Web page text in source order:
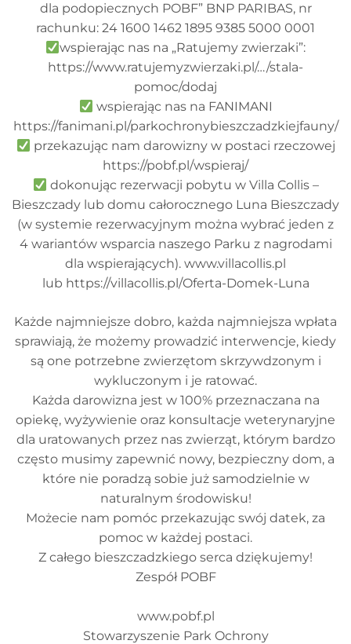
dla podopiecznych POBF” BNP PARIBAS, nr
rachunku: 24 1600 1462 1895 9385 5000 0001
wspierając nas na „Ratujemy zwierzaki”:
https://www.ratujemyzwierzaki.pl/…/stala-
pomoc/dodaj
wspierając nas na FANIMANI
https://fanimani.pl/parkochronybieszczadzkiejfauny/
przekazując nam darowizny w postaci rzeczowej
https://pobf.pl/wspieraj/
dokonując rezerwacji pobytu w Villa Collis –
Bieszczady lub domu całorocznego Luna Bieszczady
(w systemie rezerwacyjnym można wybrać jeden z
4 wariantów wsparcia naszego Parku z nagrodami
dla wspierających). www.villacollis.pl
lub https://villacollis.pl/Oferta-Domek-Luna
Każde najmniejsze dobro, każda najmniejsza wpłata
sprawiają, że możemy prowadzić interwencje, kiedy
są one potrzebne zwierzętom skrzywdzonym i
wykluczonym i je ratować.
Każda darowizna jest w 100% przeznaczana na
opiekę, wyżywienie oraz konsultacje weterynaryjne
dla uratowanych przez nas zwierząt, którym bardzo
często musimy zapewnić nowy, bezpieczny dom, a
które nie poradzą sobie już samodzielnie w
naturalnym środowisku!
Możecie nam pomóc przekazując swój datek, za
pomoc w każdej postaci.
Z całego bieszczadzkiego serca dziękujemy!
Zespół POBF
www.pobf.pl
Stowarzyszenie Park Ochrony